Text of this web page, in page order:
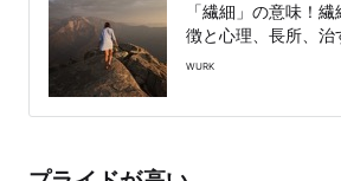
「繊細」の意味！
徴と心理、長所、治
WURK